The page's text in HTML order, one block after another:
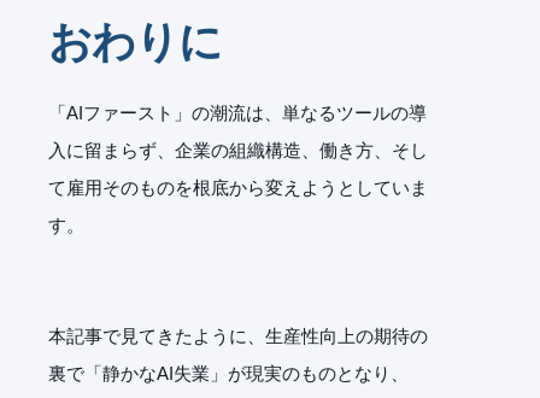
おわりに
「AIファースト」の潮流は、単なるツールの導
入に留まらず、企業の組織構造、働き方、そし
て雇用そのものを根底から変えようとしていま
す。
本記事で見てきたように、生産性向上の期待の
裏で「静かなAI失業」が現実のものとなり、